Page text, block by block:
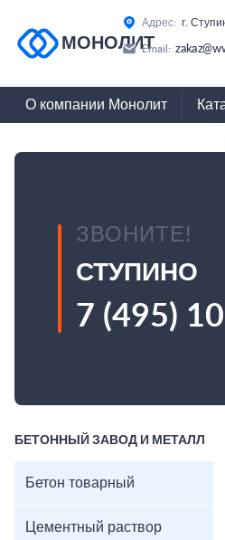
МОНОЛИТ
Адрес: г.
Email:
О компании Монолит
ЗВОНИТЕ!
СТУПИНО
7 (495)
БЕТОННЫЙ ЗАВОД И МЕТАЛЛ
Бетон товарный
Цементный раствор